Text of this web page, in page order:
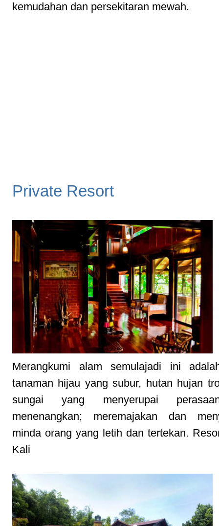
kemudahan dan persekitaran mewah.
Private Resort
Merangkumi alam semulajadi ini
tanaman hijau yang subur, hutan hujan
sungai yang menyerupai
menenangkan; meremajakan dan
minda orang yang letih dan tertekan.
Kali